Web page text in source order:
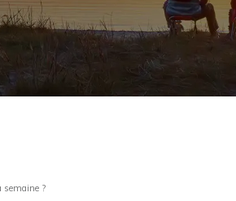
semaine ?